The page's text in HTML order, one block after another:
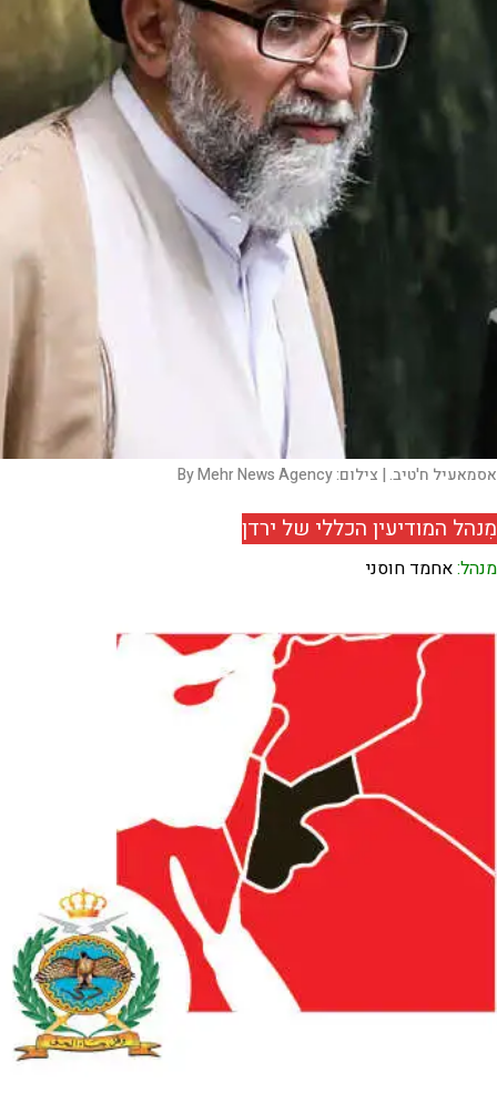
אסמאעיל ח'טיב. | צילום:By Mehr News Agency
מִנהל המודיעין הכללי של ירדן
מנהל:אחמד חוסני